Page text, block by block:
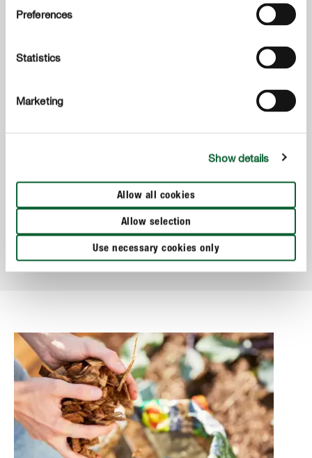
Preferences
Statistics
Marketing
Show details
Allow all cookies
Allow selection
Use necessary cookies only
jardines y huertos. Protege el suelo del calor y la
deshidratación, mejorando su capacidad natural de
retención de agua para un crecimiento más saludable.
IR AL PRODUCTO